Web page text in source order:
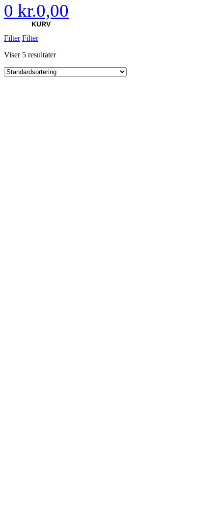
0 kr.0,00
KURV
Filter Filter
Viser 5 resultater